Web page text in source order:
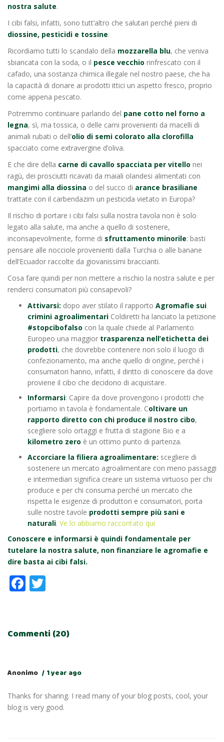
nostra salute.
I cibi falsi, infatti, sono tutt’altro che salutari perché pieni di
diossine, pesticidi e tossine.
Ricordiamo tutti lo scandalo della mozzarella blu, che veniva
sbiancata con la soda, o il pesce vecchio rinfrescato con il
cafado, una sostanza chimica illegale nel nostro paese, che ha
la capacità di donare ai prodotti ittici un aspetto fresco, proprio
come appena pescato.
Potremmo continuare parlando del pane cotto nel forno a
legna, sì, ma tossica, o delle carni provenienti da macelli di
animali rubati o dell’olio di semi colorato alla clorofilla
spacciato come extravergine d’oliva.
E che dire della carne di cavallo spacciata per vitello nei
ragù, dei prosciutti ricavati da maiali olandesi alimentati con
mangimi alla diossina o del succo di arance brasiliane
trattate con il carbendazim un pesticida vietato in Europa?
Il rischio di portare i cibi falsi sulla nostra tavola non è solo
legato alla salute, ma anche a quello di sostenere,
inconsapevolmente, forme di sfruttamento minorile: basti
pensare alle nocciole provenienti dalla Turchia o alle banane
dell’Ecuador raccolte da giovanissimi braccianti.
Cosa fare quindi per non mettere a rischio la nostra salute e per
renderci consumatori più consapevoli?
Attivarsi: dopo aver stilato il rapporto Agromafie sui
crimini agroalimentari Coldiretti ha lanciato la petizione
#stopcibofalso con la quale chiede al Parlamento
Europeo una maggior trasparenza nell’etichetta dei
prodotti, che dovrebbe contenere non solo il luogo di
confezionamento, ma anche quello di origine, perché i
consumatori hanno, infatti, il diritto di conoscere da dove
proviene il cibo che decidono di acquistare.
Informarsi: Capire da dove provengono i prodotti che
portiamo in tavola è fondamentale. Coltivare un
rapporto diretto con chi produce il nostro cibo,
scegliere solo ortaggi e frutta di stagione Bio e a
kilometro zero è un ottimo punto di partenza.
Accorciare la filiera agroalimentare: scegliere di
sostenere un mercato agroalimentare con meno passaggi
e intermediari significa creare un sistema virtuoso per chi
produce e per chi consuma perché un mercato che
rispetta le esigenze di produttori e consumatori, porta
sulle nostre tavole prodotti sempre più sani e
naturali. Ve lo abbiamo raccontato qui
Conoscere e informarsi è quindi fondamentale per
tutelare la nostra salute, non finanziare le agromafie e
dire basta ai cibi falsi.
Facebook
Commenti (20)
Anonimo 1 year ago
Thanks for sharing. I read many of your blog posts, cool, your
blog is very good.